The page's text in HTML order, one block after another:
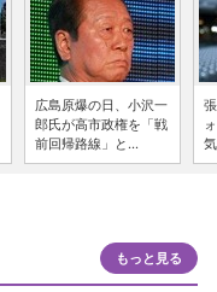
広島原爆の日、小沢一
郎氏が高市政権を「戦
前回帰路線」と...
もっと見る